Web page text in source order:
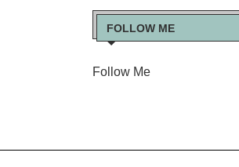
FOLLOW ME
Follow Me